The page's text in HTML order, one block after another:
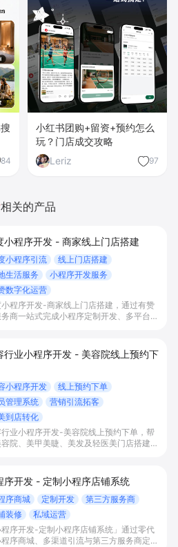
84
小红书团购+留资+预约怎么
玩？门店成交攻略
Leriz
97
相关的产品
小程序开发 - 商家线上门店搭建
小程序引流
线上门店搭建
生活服务
小程序开发服务
数字化运营
程序开发-商家线上门店搭建，通过有赞
商一站式完成小程序定制开发、多平台联
到店与下单转化。
行业小程序开发 - 美容院线上预约下
小程序开发
线上预约下单
管理系统
营销引流拓客
到店转化
行业小程序开发-美容院线上预约下单，帮
院、美甲美睫、美发及轻医美门店搭建线
拓客、提升到店转化和复购。
序开发 - 定制小程序店铺系统
序商城 定制开发
第三方服务商
装修
私域运营
程序开发-定制小程序店铺系统」通过零代
序商城、多渠道引流与第三方服务商定制